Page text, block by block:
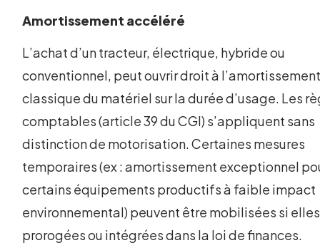
Amortissement accéléré
L’achat d’un tracteur, électrique, hybride ou
conventionnel, peut ouvrir droit à
classique du matériel sur la durée d’usage. Les
comptables (article 39 du CGI) s’appliquent sans
distinction de motorisation. Certaines mesures
temporaires (ex : amortissement exceptionnel
certains équipements productifs à faible impact
environnemental) peuvent être mobilisées si
prorogées ou intégrées dans la loi de finances.